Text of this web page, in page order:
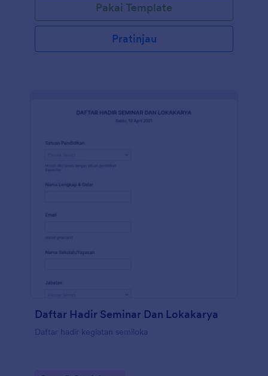
Pakai Template
Pratinjau
Daftar Hadir Seminar Dan Lokakarya
Daftar hadir kegiatan semiloka